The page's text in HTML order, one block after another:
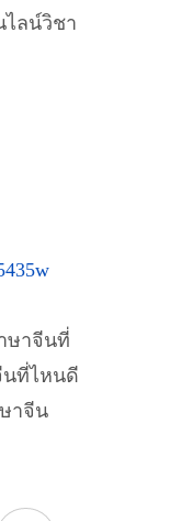
ลน์วิชา
ษาจีนที่
นที่ไหนดี
าจีน